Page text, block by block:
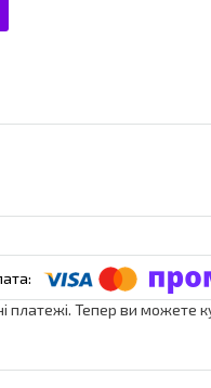
платежі. Тепер ви можете